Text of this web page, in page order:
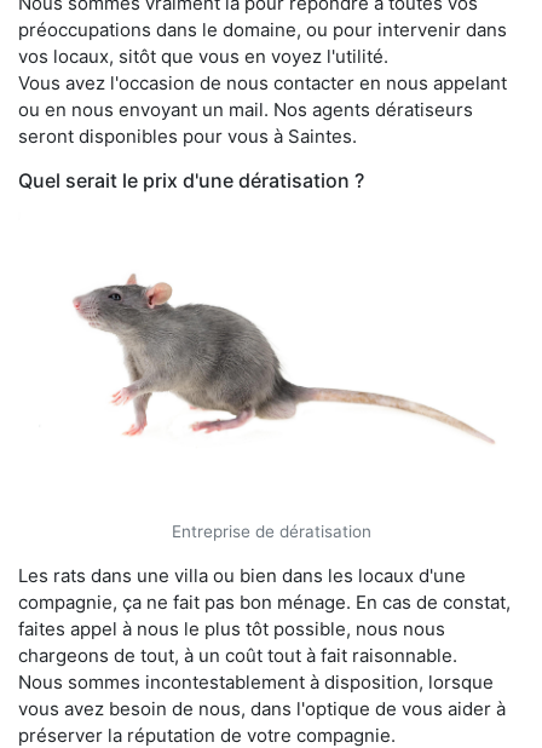
préoccupations dans le domaine, ou pour intervenir dans
vos locaux, sitôt que vous en voyez l'utilité.
Vous avez l'occasion de nous contacter en nous appelant
ou en nous envoyant un mail. Nos agents dératiseurs
seront disponibles pour vous à Saintes.
Quel serait le prix d'une dératisation ?
Entreprise de dératisation
Les rats dans une villa ou bien dans les locaux d'une
compagnie, ça ne fait pas bon ménage. En cas de constat,
faites appel à nous le plus tôt possible, nous nous
chargeons de tout, à un coût tout à fait raisonnable.
Nous sommes incontestablement à disposition, lorsque
vous avez besoin de nous, dans l'optique de vous aider à
préserver la réputation de votre compagnie.